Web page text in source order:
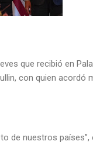
que recibió en
con quien acordó
de nuestros países”,